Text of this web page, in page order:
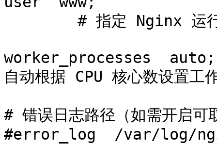
worker_processes
自动根据 CPU 核心数设置工
# 错误日志路径（如需开启可
#error_log  /var/log/